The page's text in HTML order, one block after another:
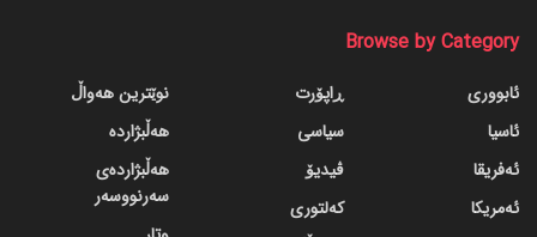
Browse by Category
ئابووری
ئاسیا
ئەفریقا
ئەمریکا
ڕاپۆرت
سیاسی
ڤیدیۆ
کەلتوری
نوێترین هەواڵ
هەڵبژاردە
هەڵبژاردەی
سەرنووسەر